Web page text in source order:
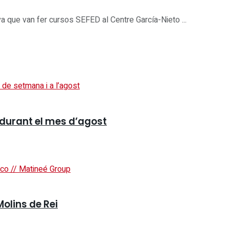
van fer cursos SEFED al Centre García-Nieto ...
el mes d’agost
de Rei